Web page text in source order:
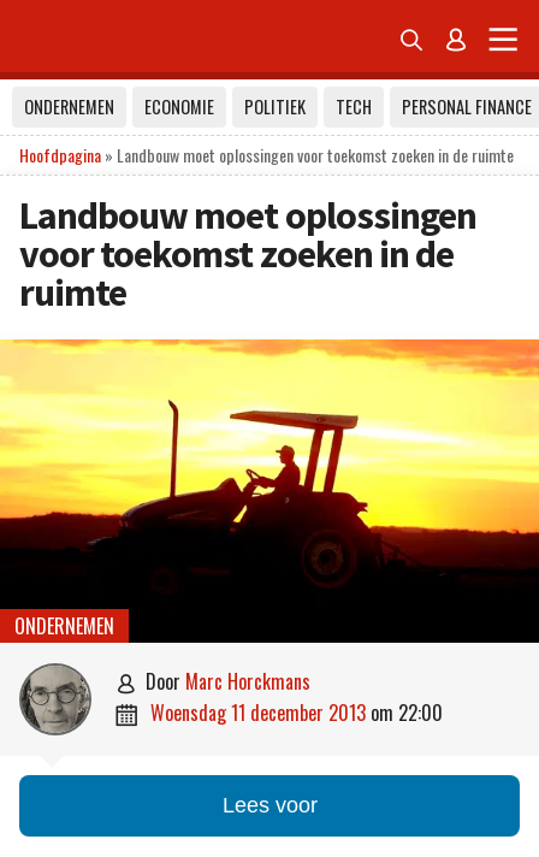
 
ONDERNEMEN ECONOMIE POLITIEK TECH
PERSONAL FINANCE
Hoofdpagina» Landbouw moet oplossingen voor toekomst zoeken in de ruimte
Landbouw moet oplossingen
voor toekomst zoeken in de
ruimte
ONDERNEMEN
 door Marc Horckmans
 woensdag 11 december 2013 om 22:00
Lees voor